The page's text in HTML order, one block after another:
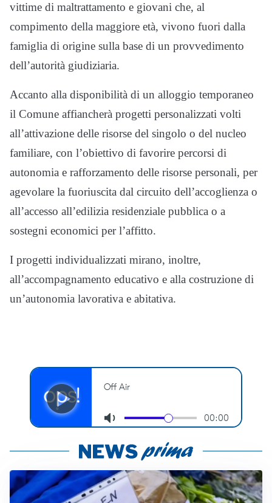
vittime di maltrattamento e giovani che, al
compimento della maggiore età, vivono fuori dalla
famiglia di origine sulla base di un provvedimento
dell’autorità giudiziaria.
Accanto alla disponibilità di un alloggio temporaneo
il Comune affiancherà progetti personalizzati volti
all’attivazione delle risorse del singolo o del nucleo
familiare, con l’obiettivo di favorire percorsi di
autonomia e rafforzamento delle risorse personali, per
agevolare la fuoriuscita dal circuito dell’accoglienza o
all’accesso all’edilizia residenziale pubblica o a
sostegni economici per l’affitto.
I progetti individualizzati mirano, inoltre,
all’accompagnamento educativo e alla costruzione di
un’autonomia lavorativa e abitativa.